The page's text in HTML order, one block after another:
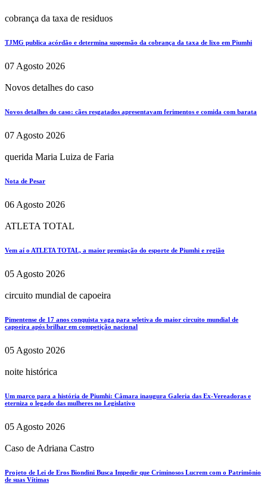
cobrança da taxa de residuos
TJMG publica acórdão e determina suspensão da cobrança da taxa de lixo em Piumhi
07 Agosto 2026
Novos detalhes do caso
Novos detalhes do caso: cães resgatados apresentavam ferimentos e comida com barata
07 Agosto 2026
querida Maria Luiza de Faria
Nota de Pesar
06 Agosto 2026
ATLETA TOTAL
Vem aí o ATLETA TOTAL, a maior premiação do esporte de Piumhi e região
05 Agosto 2026
circuito mundial de capoeira
Pimentense de 17 anos conquista vaga para seletiva do maior circuito mundial de
capoeira após brilhar em competição nacional
05 Agosto 2026
noite histórica
Um marco para a história de Piumhi: Câmara inaugura Galeria das Ex-Vereadoras e
eterniza o legado das mulheres no Legislativo
05 Agosto 2026
Caso de Adriana Castro
Projeto de Lei de Eros Biondini Busca Impedir que Criminosos Lucrem com o Patrimônio
de suas Vítimas